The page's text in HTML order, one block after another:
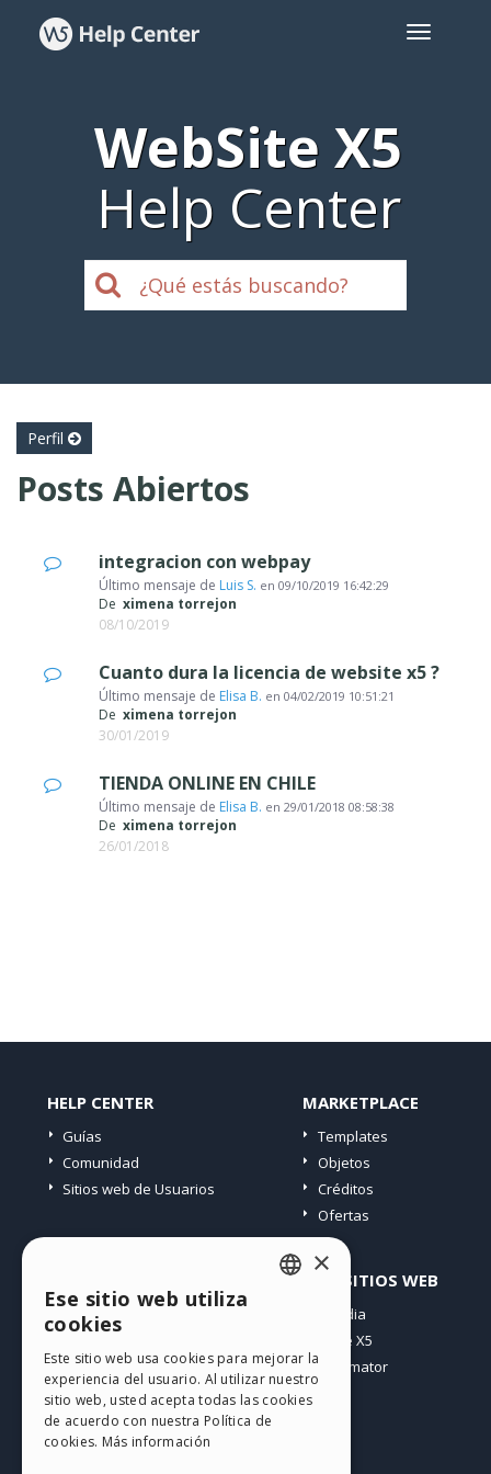
WebSite X5
Help Center
Perfil
Posts Abiertos
integracion con webpay
Último mensaje de Luis S. en 09/10/2019 16:42:29
De ximena torrejon
08/10/2019
Cuanto dura la licencia de website x5 ?
Último mensaje de Elisa B. en 04/02/2019 10:51:21
De ximena torrejon
30/01/2019
TIENDA ONLINE EN CHILE
Último mensaje de Elisa B. en 29/01/2018 08:58:38
De ximena torrejon
26/01/2018
HELP CENTER
Guías
Comunidad
Sitios web de Usuarios
MARKETPLACE
Templates
Objetos
Créditos
Ofertas
Mis post
Mis download
Espacio Web
Mis Créditos
OTROS SITIOS WEB
Incomedia
WebSite X5
WebAnimator
GERMAN
SPANISH
×
Ese sitio web utiliza
cookies
Este sitio web usa cookies para mejorar la
experiencia del usuario. Al utilizar nuestro
sitio web, usted acepta todas las cookies
de acuerdo con nuestra Política de
cookies. Más información